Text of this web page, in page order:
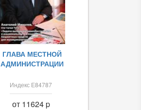
ГЛАВА МЕСТНОЙ
АДМИНИСТРАЦИИ
Индекс Е84787
от 11624 p